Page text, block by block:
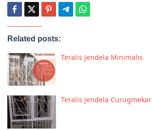
Related posts:
Teralis Jendela Minimalis
Teralis Jendela Curugmekar